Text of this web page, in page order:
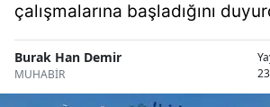
çalışmalarına başladığını
Burak Han Demir
MUHABİR